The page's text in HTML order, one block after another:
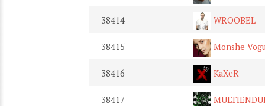
38414 WROOBEL
38415 Monshe
38416 KaXeR
38417